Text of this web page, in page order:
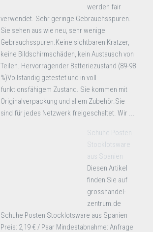
werden fair
verwendet. Sehr geringe Gebrauchsspuren.
Sie sehen aus wie neu, sehr wenige
Gebrauchsspuren.Keine sichtbaren Kratzer,
keine Bildschirmschäden, kein Austausch von
Teilen. Hervorragender Batteriezustand (89-98
%)Vollständig getestet und in voll
funktionsfähigem Zustand. Sie kommen mit
Originalverpackung und allem Zubehör.Sie
sind für jedes Netzwerk freigeschaltet. Wir ...
Schuhe Posten
Stocklotsware
aus Spanien
Diesen Artikel
finden Sie auf
grosshandel-
zentrum.de
Schuhe Posten Stocklotsware aus Spanien
Preis: 2,19 € / Paar Mindestabnahme: Anfrage